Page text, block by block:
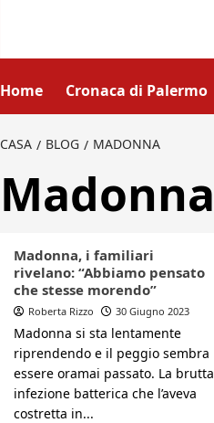
Home Cronaca di Palermo
CASA BLOG MADONNA
Madonna
Madonna, i familiari
rivelano: “Abbiamo pensato
che stesse morendo”
Roberta Rizzo 30 Giugno 2023
Madonna si sta lentamente
riprendendo e il peggio sembra
essere oramai passato. La brutta
infezione batterica che l’aveva
costretta in...